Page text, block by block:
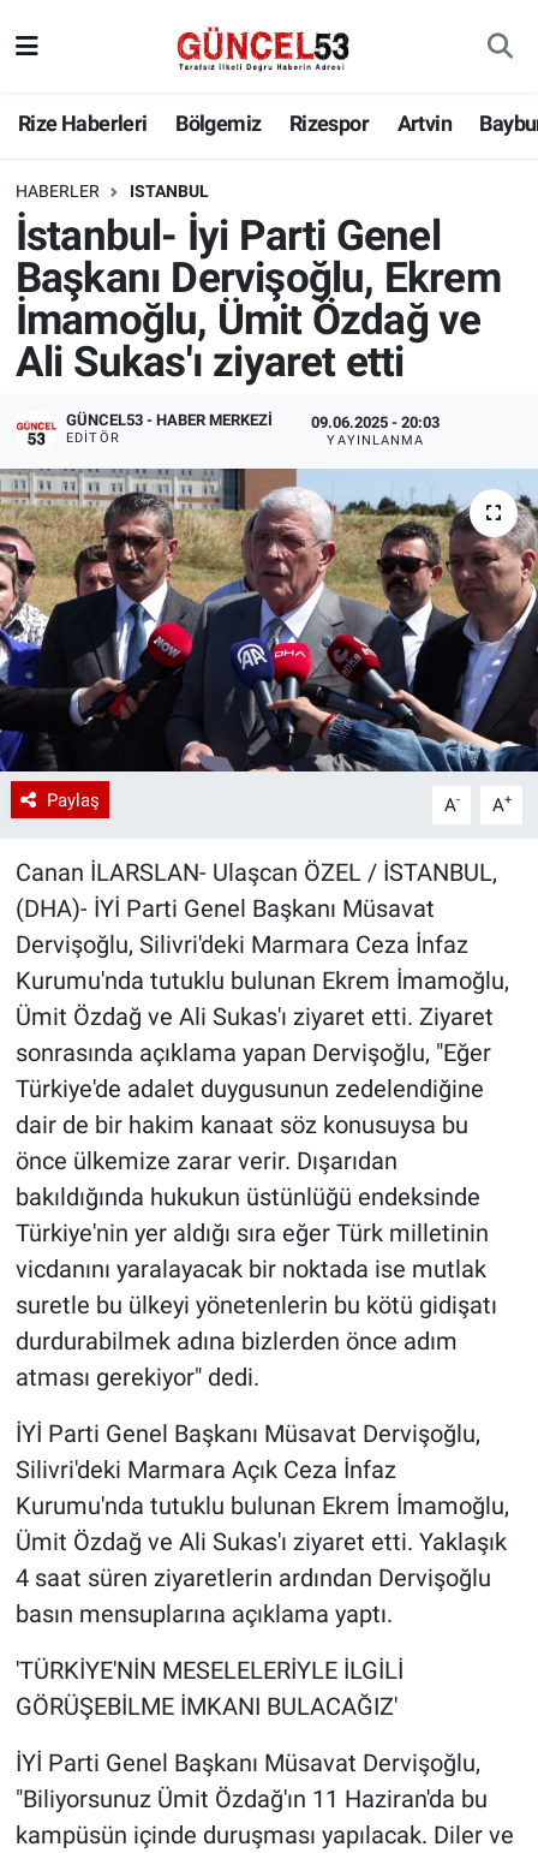
Rize Haberleri Bölgemiz Rizespor Artvin
HABERLER ISTANBUL
İstanbul- İyi Parti Genel
Başkanı Dervişoğlu, Ekrem
İmamoğlu, Ümit Özdağ ve
Ali Sukas'ı ziyaret etti
GÜNCEL53 - HABER MERKEZI
EDITÖR
09.06.2025 - 20:03
YAYINLANMA
Paylaş A- A+
Canan İLARSLAN- Ulaşcan ÖZEL / İSTANBUL,
(DHA)- İYİ Parti Genel Başkanı Müsavat
Dervişoğlu, Silivri'deki Marmara Ceza İnfaz
Kurumu'nda tutuklu bulunan Ekrem İmamoğlu,
Ümit Özdağ ve Ali Sukas'ı ziyaret etti. Ziyaret
sonrasında açıklama yapan Dervişoğlu, "Eğer
Türkiye'de adalet duygusunun zedelendiğine
dair de bir hakim kanaat söz konusuysa bu
önce ülkemize zarar verir. Dışarıdan
bakıldığında hukukun üstünlüğü endeksinde
Türkiye'nin yer aldığı sıra eğer Türk milletinin
vicdanını yaralayacak bir noktada ise mutlak
suretle bu ülkeyi yönetenlerin bu kötü gidişatı
durdurabilmek adına bizlerden önce adım
atması gerekiyor" dedi.
İYİ Parti Genel Başkanı Müsavat Dervişoğlu,
Silivri'deki Marmara Açık Ceza İnfaz
Kurumu'nda tutuklu bulunan Ekrem İmamoğlu,
Ümit Özdağ ve Ali Sukas'ı ziyaret etti. Yaklaşık
4 saat süren ziyaretlerin ardından Dervişoğlu
basın mensuplarına açıklama yaptı.
'TÜRKİYE'NİN MESELELERİYLE İLGİLİ
GÖRÜŞEBİLME İMKANI BULACAĞIZ'
İYİ Parti Genel Başkanı Müsavat Dervişoğlu,
"Biliyorsunuz Ümit Özdağ'ın 11 Haziran'da bu
kampüsün içinde duruşması yapılacak. Diler ve